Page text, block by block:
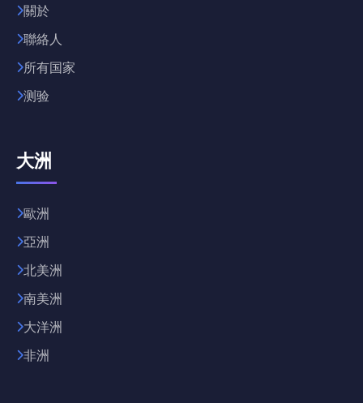
關於
聯絡人
所有国家
测验
大洲
歐洲
亞洲
北美洲
南美洲
大洋洲
非洲